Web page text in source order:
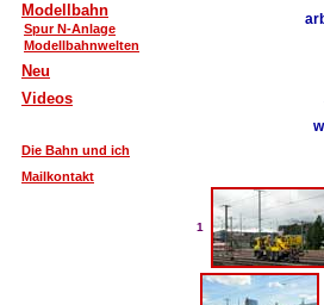
Modellbahn
Spur N-Anlage
Modellbahnwelten
Neu
Videos
Die Bahn und ich
Mailkontakt
1